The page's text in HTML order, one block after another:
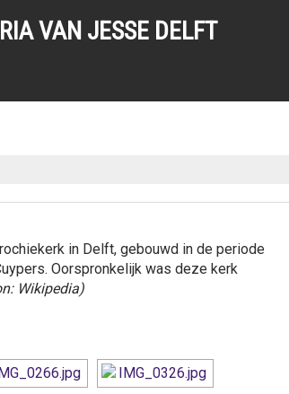
VAN JESSE DELFT
in Delft, gebouwd in de periode
Oorspronkelijk was deze kerk
Wikipedia)